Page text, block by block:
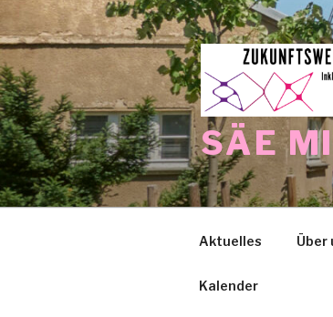
Inhalt
springen
SÄE
Aktuelles Über
Kalender